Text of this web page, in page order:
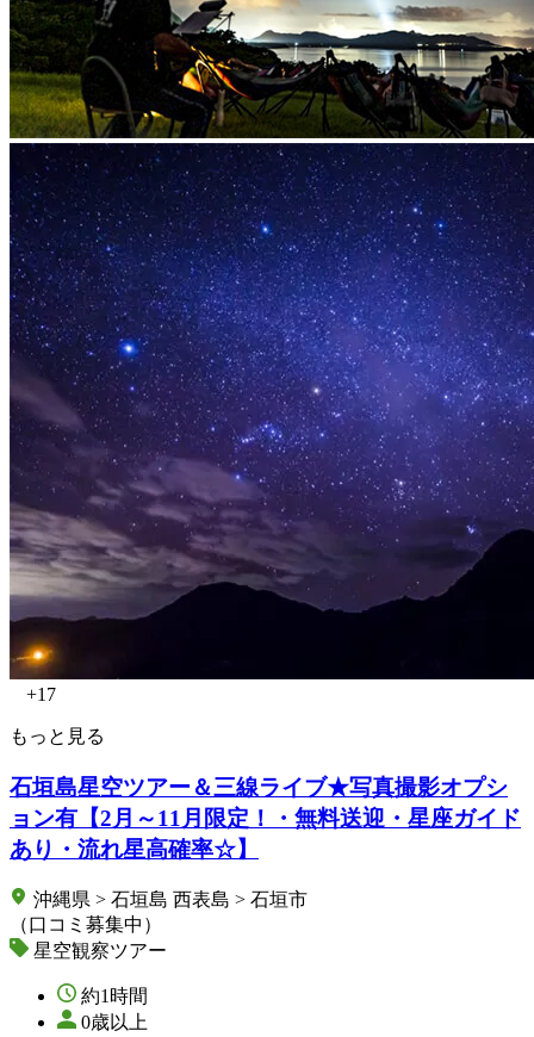
+17
もっと見る
石垣島星空ツアー＆三線ライブ★写真撮影オプシ
ョン有【2月～11月限定！・無料送迎・星座ガイド
あり・流れ星高確率☆】
沖縄県 > 石垣島 西表島 > 石垣市
（口コミ募集中）
星空観察ツアー
約1時間
0歳以上